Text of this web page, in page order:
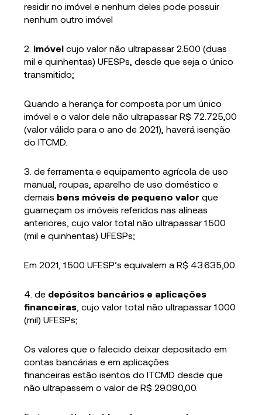
residir no imóvel e nenhum deles pode possuir
nenhum outro imóvel
2. imóvel cujo valor não ultrapassar 2.500 (duas
mil e quinhentas) UFESPs, desde que seja o único
transmitido;
Quando a herança for composta por um único
imóvel e o valor dele não ultrapassar R$ 72.725,00
(valor válido para o ano de 2021), haverá isenção
do ITCMD.
3. de ferramenta e equipamento agrícola de uso
manual, roupas, aparelho de uso doméstico e
demais bens móveis de pequeno valor que
guarneçam os imóveis referidos nas alíneas
anteriores, cujo valor total não ultrapassar 1.500
(mil e quinhentas) UFESPs;
Em 2021, 1.500 UFESP’s equivalem a R$ 43.635,00.
4. de depósitos bancários e aplicações
financeiras , cujo valor total não ultrapassar 1.000
(mil) UFESPs;
Os valores que o falecido deixar depositado em
contas bancárias e em aplicações
financeiras estão isentos do ITCMD desde que
não ultrapassem o valor de R$ 29.090,00.